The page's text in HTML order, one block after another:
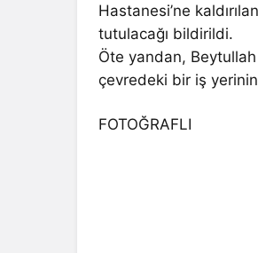
Hastanesi’ne
tutulacağı bildirildi.
Öte yandan, Beytullah
çevredeki bir iş yerinin
FOTOĞRAFLI